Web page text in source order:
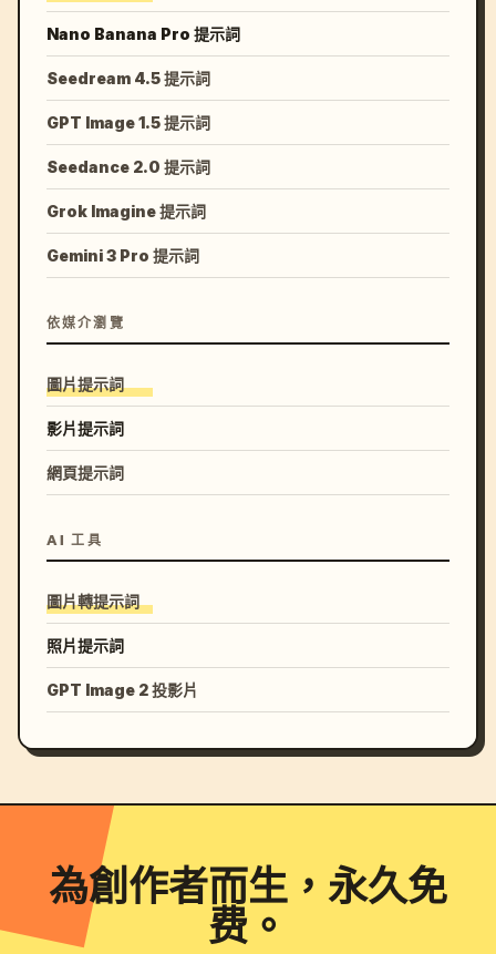
Nano Banana Pro 提示詞
Seedream 4.5 提示詞
GPT Image 1.5 提示詞
Seedance 2.0 提示詞
Grok Imagine 提示詞
Gemini 3 Pro 提示詞
依媒介瀏覽
圖片提示詞
影片提示詞
網頁提示詞
AI 工具
圖片轉提示詞
照片提示詞
GPT Image 2 投影片
為創作者而生，永久免
费。